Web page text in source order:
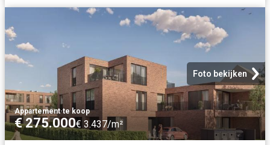
Foto bekijken
Appartement·te koop
€ 275.000€ 3.437/m²